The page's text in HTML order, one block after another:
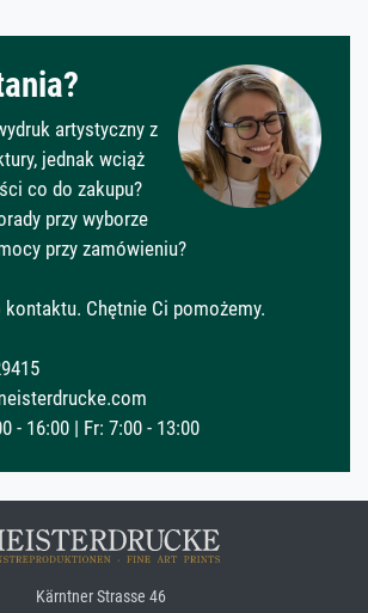
artystyczny z
jednak wciąż
co do zakupu?
przy wyborze
przy zamówieniu?
kontaktu. Chętnie Ci pomożemy.
- 16:00 | Fr: 7:00 - 13:00
Kärntner Strasse 46